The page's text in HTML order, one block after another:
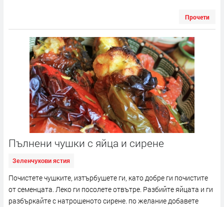
Прочети
Пълнени чушки с яйца и сирене
Зеленчукови ястия
Почистете чушките, изтърбушете ги, като добре ги почистите
от семенцата. Леко ги посолете отвътре. Разбийте яйцата и ги
разбъркайте с натрошеното сирене. по желание добавете